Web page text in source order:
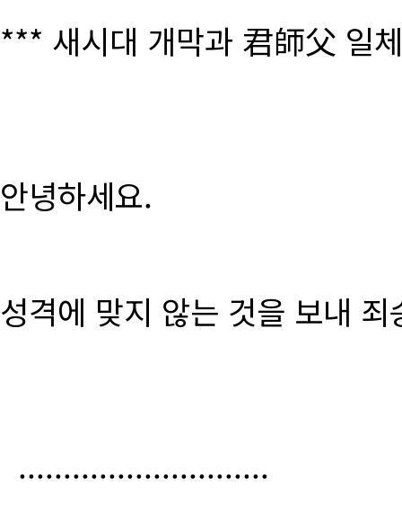
*** 새시대 개막과 君師父 일
안녕하세요.
성격에 맞지 않는 것을 보내
............................